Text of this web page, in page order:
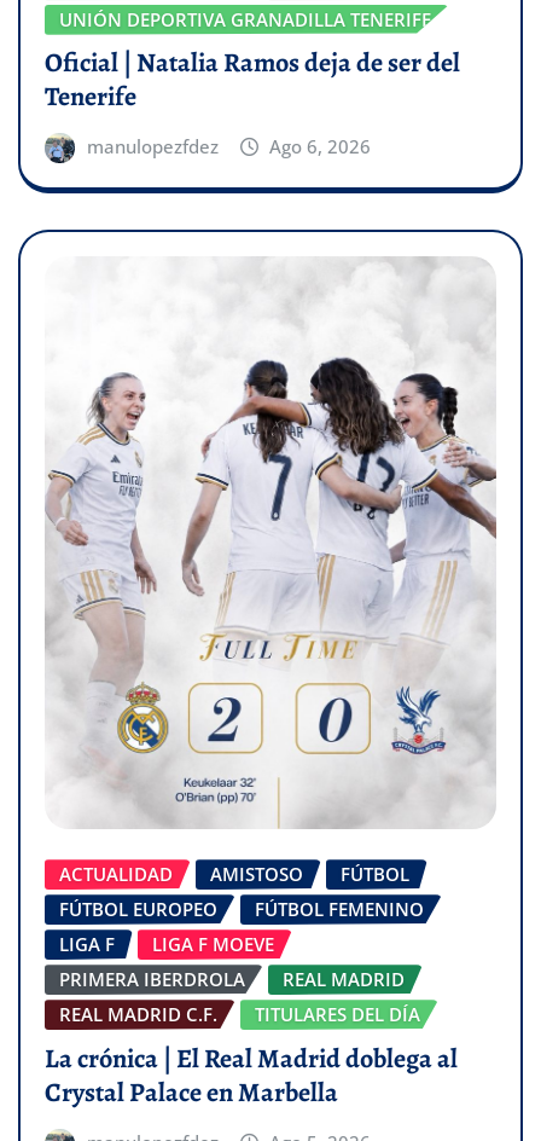
UNIÓN DEPORTIVA GRANADILLA TENERIFE
Oficial | Natalia Ramos deja de ser del
Tenerife
manulopezfdez Ago 6, 2026
ACTUALIDAD AMISTOSO
FÚTBOL
FÚTBOL EUROPEO
FÚTBOL FEMENINO
LIGA F
LIGA F MOEVE
PRIMERA IBERDROLA
REAL MADRID
REAL MADRID C.F.
TITULARES DEL DÍA
La crónica | El Real Madrid doblega al
Crystal Palace en Marbella